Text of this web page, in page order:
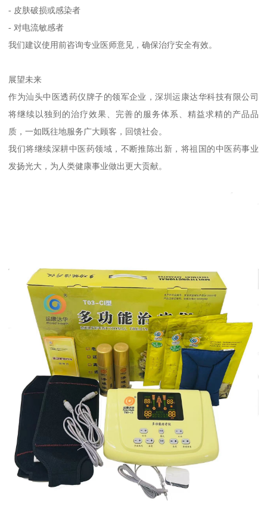
- 皮肤破损或感染者
- 对电流敏感者
我们建议使用前咨询专业医师意见，确保治疗安全有效。
展望未来
作为汕头中医透药仪牌子的领军企业，深圳运康达华科技有限公司
将继续以独到的治疗效果、完善的服务体系、精益求精的产品品
质，一如既往地服务广大顾客，回馈社会。
我们将继续深耕中医药领域，不断推陈出新，将祖国的中医药事业
发扬光大，为人类健康事业做出更大贡献。